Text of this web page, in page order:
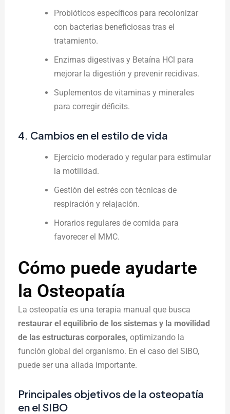
Probióticos específicos para recolonizar
con bacterias beneficiosas tras el
tratamiento.
Enzimas digestivas y Betaína HCl para
mejorar la digestión y prevenir recidivas.
Suplementos de vitaminas y minerales
para corregir déficits.
4. Cambios en el estilo de vida
Ejercicio moderado y regular para estimular
la motilidad.
Gestión del estrés con técnicas de
respiración y relajación.
Horarios regulares de comida para
favorecer el MMC.
Cómo puede ayudarte
la Osteopatía
La osteopatía es una terapia manual que busca
restaurar el equilibrio de los sistemas y la movilidad
de las estructuras corporales,optimizando la
función global del organismo. En el caso del SIBO,
puede ser una aliada importante.
Principales objetivos de la osteopatía
en el SIBO